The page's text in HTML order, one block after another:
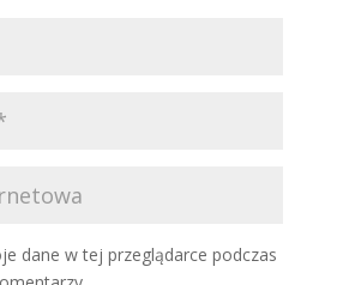
dane w tej przeglądarce podczas